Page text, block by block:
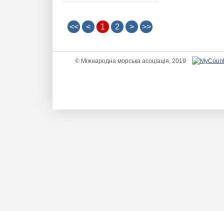
<< < 1 2 > >>
© Міжнародна морська асоціація, 2019